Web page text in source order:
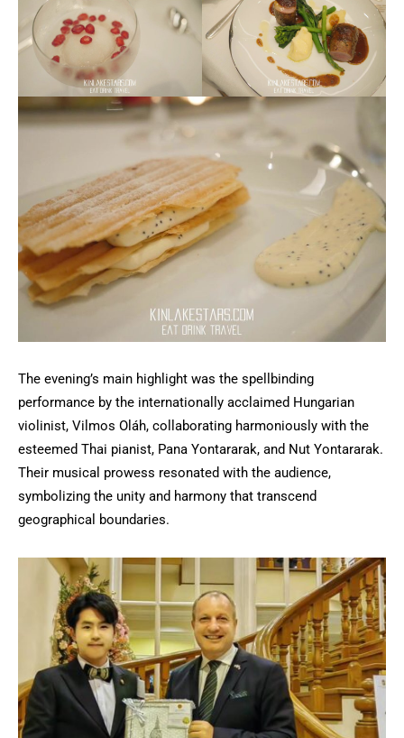
The evening’s main highlight was the spellbinding
performance by the internationally acclaimed Hungarian
violinist, Vilmos Oláh, collaborating harmoniously with the
esteemed Thai pianist, Pana Yontararak, and Nut Yontararak.
Their musical prowess resonated with the audience,
symbolizing the unity and harmony that transcend
geographical boundaries.